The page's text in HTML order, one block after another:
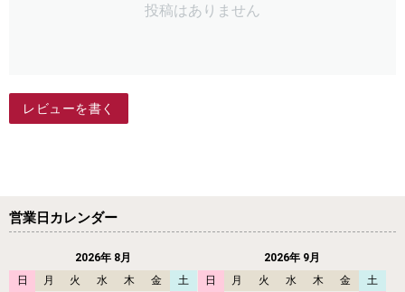
投稿はありません
レビューを書く
営業日カレンダー
2026年 8月
日
月 火 水 木 金
土
2026年 9月
日
月 火 水 木 金
土